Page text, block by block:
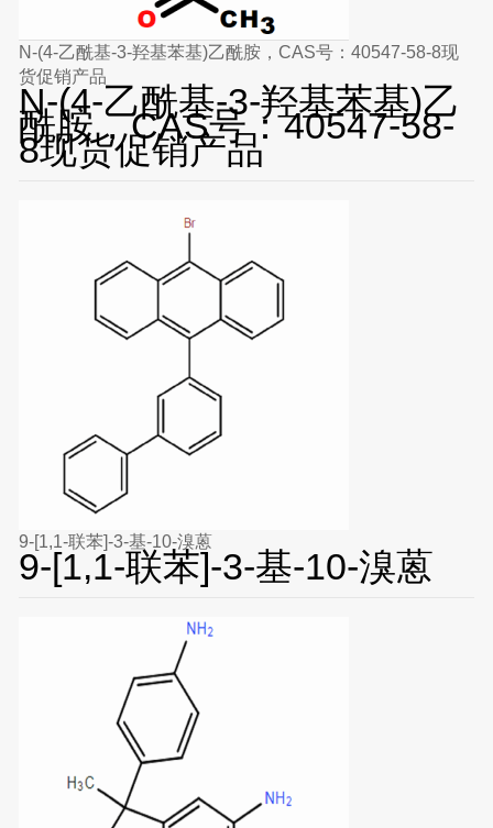
N-(4-乙酰基-3-羟基苯基)乙酰胺，CAS号：40547-58-8现
货促销产品
N-(4-乙酰基-3-羟基苯基)乙
酰胺，CAS号：40547-58-
8现货促销产品
9-[1,1-联苯]-3-基-10-溴蒽
9-[1,1-联苯]-3-基-10-溴蒽